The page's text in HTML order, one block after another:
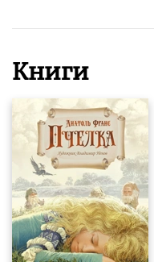
Книги